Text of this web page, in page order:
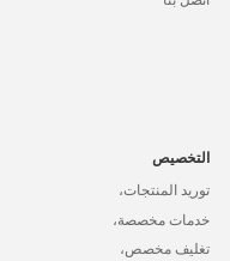
التخصيص
توريد المنتجات،
خدمات مخصصة،
تغليف مخصص،